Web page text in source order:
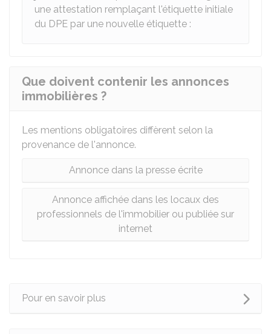
une attestation remplaçant l'étiquette initiale
du DPE par une nouvelle étiquette :
Que doivent contenir les annonces
immobilières ?
Les mentions obligatoires diffèrent selon la
provenance de l'annonce.
Annonce dans la presse écrite
Annonce affichée dans les locaux des
professionnels de l'immobilier ou publiée sur
internet
Pour en savoir plus